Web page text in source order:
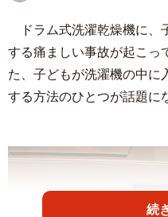
ドラム式洗濯乾燥機に、
する痛ましい事故が起こっ
た、子どもが洗濯機の中に
する方法のひとつが話題に
続